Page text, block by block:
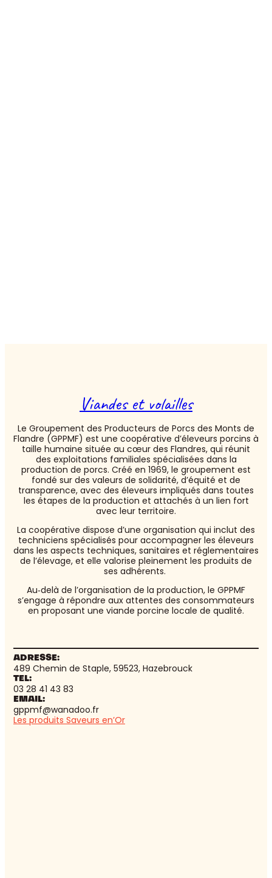
Viandes et volailles
Le Groupement des Producteurs de Porcs des Monts de
Flandre (GPPMF) est une coopérative d’éleveurs porcins à
taille humaine située au cœur des Flandres, qui réunit
des exploitations familiales spécialisées dans la
production de porcs. Créé en 1969, le groupement est
fondé sur des valeurs de solidarité, d’équité et de
transparence, avec des éleveurs impliqués dans toutes
les étapes de la production et attachés à un lien fort
avec leur territoire.
La coopérative dispose d’une organisation qui inclut des
techniciens spécialisés pour accompagner les éleveurs
dans les aspects techniques, sanitaires et réglementaires
de l’élevage, et elle valorise pleinement les produits de
ses adhérents.
Au‑delà de l’organisation de la production, le GPPMF
s’engage à répondre aux attentes des consommateurs
en proposant une viande porcine locale de qualité.
ADRESSE:
489 Chemin de Staple, 59523, Hazebrouck
TEL:
03 28 41 43 83
EMAIL:
gppmf@wanadoo.fr
Les produits Saveurs en’Or